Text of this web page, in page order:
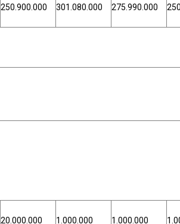
250.900.000 301.080.000 275.990.000
20.000.000 1.000.000 1.000.000